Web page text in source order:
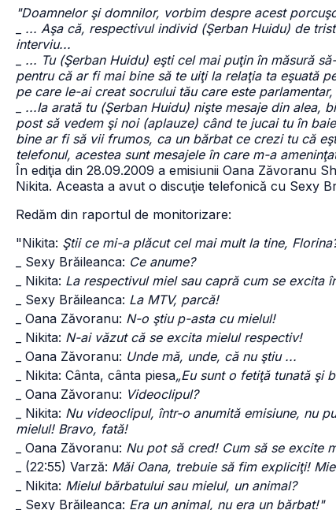
"Doamnelor şi domnilor, vorbim despre acest
... Aşa că, respectivul individ (Şerban Huidu) de
interviu...
... Tu (Şerban Huidu) eşti cel mai puţin în măsură
pentru că ar fi mai bine să te uiţi la relaţia ta eşuată
pe care le-ai creat socrului tău care este
...Ia arată tu (Şerban Huidu) nişte mesaje din alea,
post să vedem şi noi (aplauze) când te jucai tu în
bine ar fi să vii frumos, ca un bărbat ce crezi tu că
telefonul, acestea sunt mesajele în care m-a
În ediţia din 28.09.2009 a emisiunii Oana Zăvoranu
Nikita. Aceasta a avut o discuţie telefonică cu Sexy
Redăm din raportul de monitorizare:
"Nikita: Ştii ce mi-a plăcut cel mai mult la tine,
_ Sexy Brăileanca: Ce anume?
_ Nikita: La respectivul miel sau capră cum se excita
_ Sexy Brăileanca: La MTV, parcă!
_ Oana Zăvoranu: N-o ştiu p-asta cu mielul!
_ Nikita: N-ai văzut că se excita mielul respectiv!
_ Oana Zăvoranu: Unde mă, unde, că nu ştiu ...
_ Nikita: Cânta, cânta piesa„Eu sunt o fetiţă tunată şi
_ Oana Zăvoranu: Videoclipul?
_ Nikita: Nu videoclipul, într-o anumită emisiune, nu
mielul! Bravo, fată!
_ Oana Zăvoranu: Nu pot să cred! Cum să se excite
_ (22:55) Varză: Măi Oana, trebuie să fim expliciţi!
_ Nikita: Mielul bărbatului sau mielul, un animal?
_ Sexy Brăileanca: Era un animal, nu era un bărbat!"